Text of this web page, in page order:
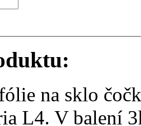
na sklo
L4. V balení